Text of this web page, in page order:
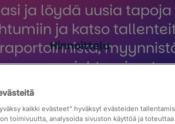
Hinnoittelu
ja löydä uusia
ja katso
johtamisesta.
mukaan tai katso tallenne
kaikki evästeet” hyväksyt evästeiden
toimivuutta, analysoida sivuston käyttöä ja